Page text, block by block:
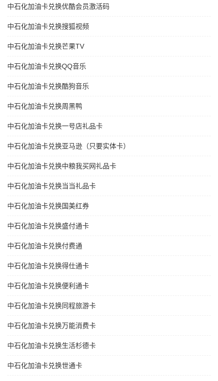
中石化加油卡兑换优酷会员激活码
中石化加油卡兑换搜狐视频
中石化加油卡兑换芒果TV
中石化加油卡兑换QQ音乐
中石化加油卡兑换酷狗音乐
中石化加油卡兑换周黑鸭
中石化加油卡兑换一号店礼品卡
中石化加油卡兑换亚马逊（只要实体卡）
中石化加油卡兑换中粮我买网礼品卡
中石化加油卡兑换当当礼品卡
中石化加油卡兑换国美红券
中石化加油卡兑换盛付通卡
中石化加油卡兑换付费通
中石化加油卡兑换得仕通卡
中石化加油卡兑换便利通卡
中石化加油卡兑换同程旅游卡
中石化加油卡兑换万能消费卡
中石化加油卡兑换生活杉德卡
中石化加油卡兑换世通卡